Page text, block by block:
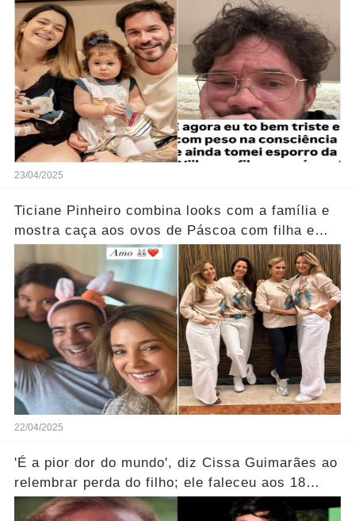
23/04/2025
Ticiane Pinheiro combina looks com a família e
mostra caça aos ovos de Páscoa com filha e
22/04/2025
'É a pior dor do mundo', diz Cissa Guimarães ao
relembrar perda do filho; ele faleceu aos 18
anos...Ver mais